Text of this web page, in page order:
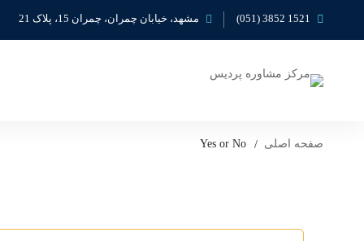
1521 3852 (051) مشهد، خیابان چمران، چمران 15، پلاک 21
صفحه اصلی Yes or No